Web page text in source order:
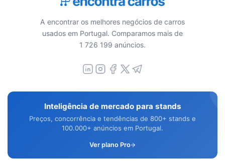
A encontrar os melhores negócios de carros
usados em Portugal. Comparamos mais de
1 726 199 anúncios.
Inteligência de mercado para stands
Preços, concorrência e tendências de 800+ stands e
100.000+ anúncios em Portugal.
Ver plano Pro